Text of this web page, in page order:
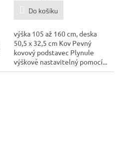
Do košíku
výška 105 až 160 cm, deska
50,5 x 32,5 cm Kov Pevný
kovový podstavec Plynule
výškově nastavitelný pomocí...